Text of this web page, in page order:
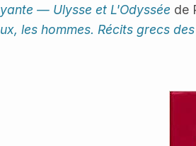
— Ulysse et L'Odyssée de
les hommes. Récits grecs